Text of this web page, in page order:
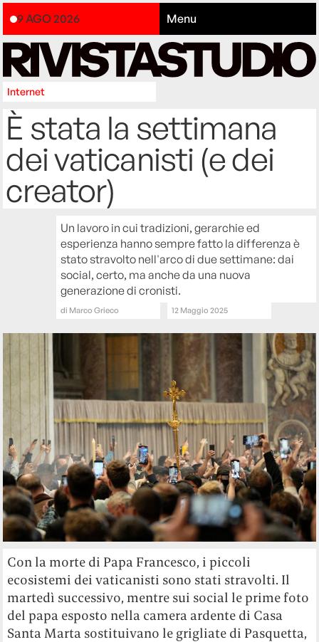
9 AGO 2026 Menu
Internet
È stata la settimana
dei vaticanisti (e dei
creator)
Un lavoro in cui tradizioni, gerarchie ed
esperienza hanno sempre fatto la differenza è
stato stravolto nell'arco di due settimane: dai
social, certo, ma anche da una nuova
generazione di cronisti.
di Marco Grieco 12 Maggio 2025
Con la morte di Papa Francesco, i piccoli
ecosistemi dei vaticanisti sono stati stravolti. Il
martedì successivo, mentre sui social le prime foto
del papa esposto nella camera ardente di Casa
Santa Marta sostituivano le grigliate di Pasquetta,